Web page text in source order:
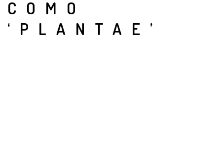
COMO
‘PLANTAE’